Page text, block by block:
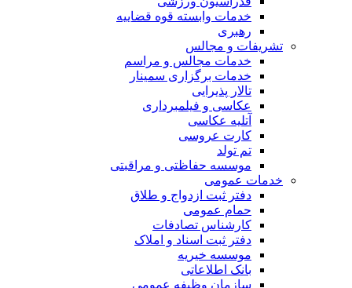
خدمات وابسته قوه قضاییه
رهبری
تشریفات و مجالس
خدمات مجالس و مراسم
خدمات برگزاری سمینار
تالار پذیرایی
عکاسی و فیلمبرداری
آتلیه عکاسی
کارت عروسی
تم تولد
موسسه حفاظتی و مراقبتی
خدمات عمومی
دفتر ثبت ازدواج و طلاق
حمام عمومی
کارشناس تصادفات
دفتر ثبت اسناد و املاک
موسسه خیریه
بانک اطلاعاتی
سازمان وظیفه عمومی